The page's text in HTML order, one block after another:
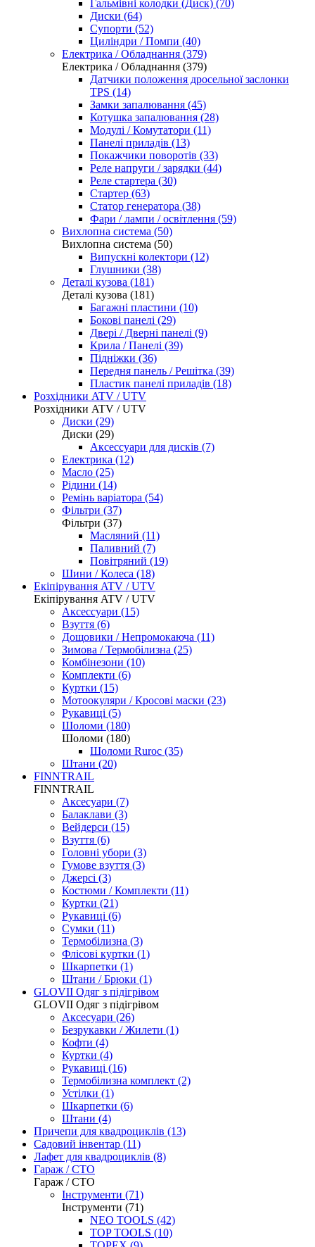
Гальмівні колодки (Диск) (70)
Диски (64)
Супорти (52)
Циліндри / Помпи (40)
Електрика / Обладнання (379)
Електрика / Обладнання (379)
Датчики положення дросельної заслонки
TPS (14)
Замки запалювання (45)
Котушка запалювання (28)
Модулі / Комутатори (11)
Панелі приладів (13)
Покажчики поворотів (33)
Реле напруги / зарядки (44)
Реле стартера (30)
Стартер (63)
Статор генератора (38)
Фари / лампи / освітлення (59)
Вихлопна система (50)
Вихлопна система (50)
Випускні колектори (12)
Глушники (38)
Деталі кузова (181)
Деталі кузова (181)
Багажні пластини (10)
Бокові панелі (29)
Двері / Дверні панелі (9)
Крила / Панелі (39)
Підніжки (36)
Передня панель / Решітка (39)
Пластик панелі приладів (18)
Розхідники ATV / UTV
Розхідники ATV / UTV
Диски (29)
Диски (29)
Аксессуари для дисків (7)
Електрика (12)
Масло (25)
Рідини (14)
Ремінь варіатора (54)
Фільтри (37)
Фільтри (37)
Масляний (11)
Паливний (7)
Повітряний (19)
Шини / Колеса (18)
Екіпірування ATV / UTV
Екіпірування ATV / UTV
Аксессуари (15)
Взуття (6)
Дощовики / Непромокаюча (11)
Зимова / Термобілизна (25)
Комбінезони (10)
Комплекти (6)
Куртки (15)
Мотоокуляри / Кросові маски (23)
Рукавиці (5)
Шоломи (180)
Шоломи (180)
Шоломи Ruroc (35)
Штани (20)
FINNTRAIL
FINNTRAIL
Аксесуари (7)
Балаклави (3)
Вейдерси (15)
Взуття (6)
Головні убори (3)
Гумове взуття (3)
Джерсі (3)
Костюми / Комплекти (11)
Куртки (21)
Рукавиці (6)
Сумки (11)
Термобілизна (3)
Флісові куртки (1)
Шкарпетки (1)
Штани / Брюки (1)
GLOVII Одяг з підігрівом
GLOVII Одяг з підігрівом
Аксесуари (26)
Безрукавки / Жилети (1)
Кофти (4)
Куртки (4)
Рукавиці (16)
Термобілизна комплект (2)
Устілки (1)
Шкарпетки (6)
Штани (4)
Причепи для квадроциклів (13)
Садовий інвентар (11)
Лафет для квадроциклів (8)
Гараж / СТО
Гараж / СТО
Інструменти (71)
Інструменти (71)
NEO TOOLS (42)
TOP TOOLS (10)